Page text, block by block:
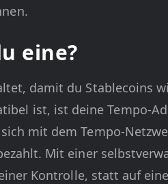
eine?
damit du Stablecoins
ist, ist deine Tempo-
mit dem Tempo-
Mit einer
Kontrolle, statt auf